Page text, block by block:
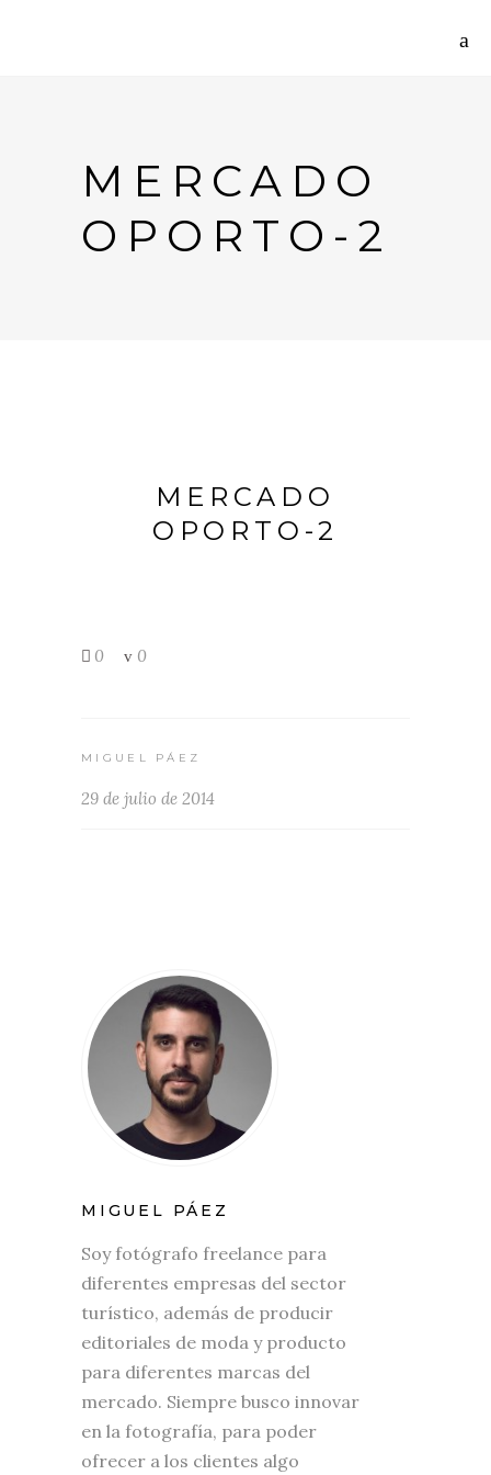
MERCADO
OPORTO-2
MERCADO
OPORTO-2
0 0
MIGUEL PÁEZ
29 de julio de 2014
MIGUEL PÁEZ
Soy fotógrafo freelance para
diferentes empresas del sector
turístico, además de producir
editoriales de moda y producto
para diferentes marcas del
mercado. Siempre busco innovar
en la fotografía, para poder
ofrecer a los clientes algo